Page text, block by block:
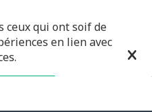
ceux qui ont soif de
en lien avec